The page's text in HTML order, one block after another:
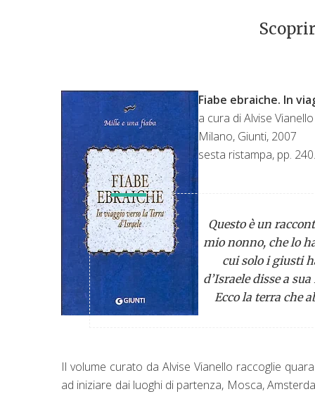
Fiabe ebraiche. In
a cura di Alvise Vianello
Milano, Giunti, 2007
sesta ristampa, pp. 240.
Questo è un
mio nonno, che lo
cui solo i giusti
d’Israele disse a
Ecco la terra che
Il volume curato da Alvise Vianello raccoglie
ad iniziare dai luoghi di partenza, Mosca,